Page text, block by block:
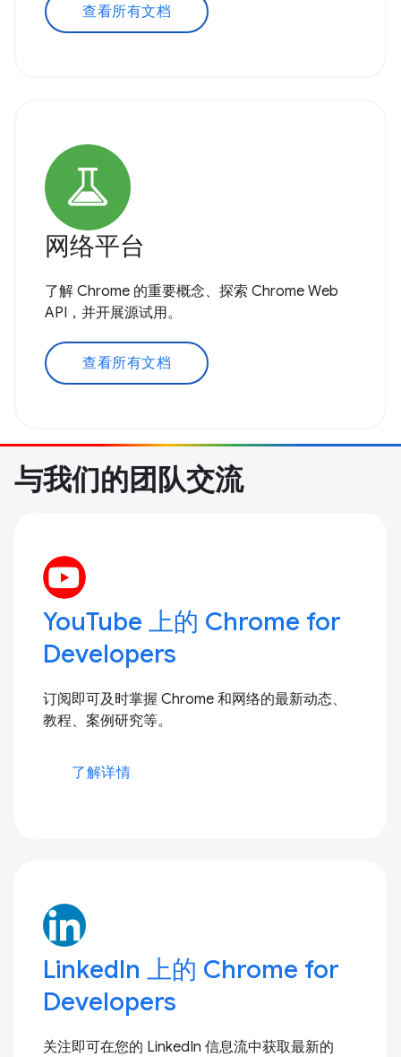
查看所有文档
网络平台
了解 Chrome 的重要概念、探索 Chrome Web
API，并开展源试用。
查看所有文档
与我们的团队交流
YouTube 上的 Chrome for
Developers
订阅即可及时掌握 Chrome 和网络的最新动态、
教程、案例研究等。
了解详情
LinkedIn 上的 Chrome for
Developers
关注即可在您的 LinkedIn 信息流中获取最新的